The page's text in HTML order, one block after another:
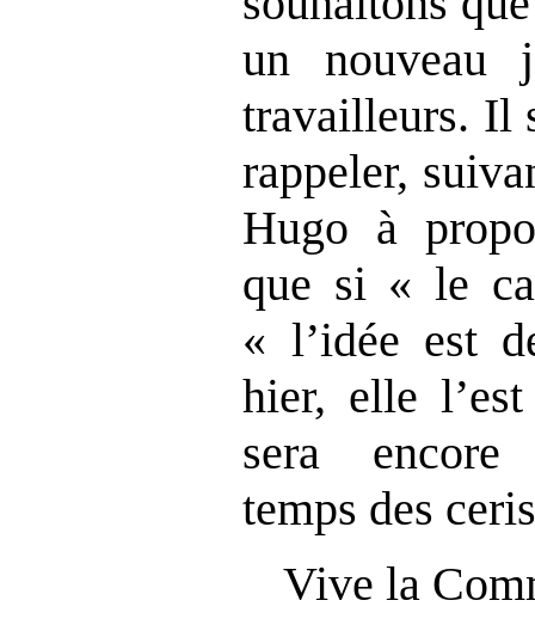
un nouveau
travailleurs. Il
rappeler,
Hugo à
que si « le
« l’idée est
hier, elle
sera encore
temps des
Vive la